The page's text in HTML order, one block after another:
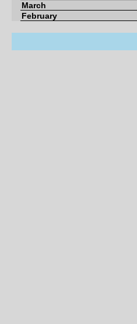
March
February